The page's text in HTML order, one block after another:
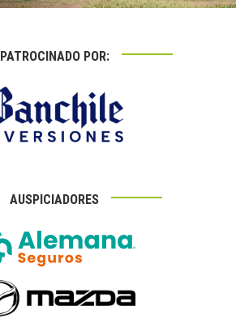
PATROCINADO POR:
AUSPICIADORES